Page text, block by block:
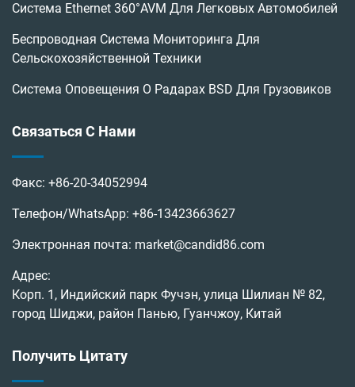
Система Ethernet 360°AVM Для Легковых Автомобилей
Беспроводная Система Мониторинга Для
Сельскохозяйственной Техники
Система Оповещения О Радарах BSD Для Грузовиков
Связаться С Нами
Факс: +86-20-34052994
Телефон/WhatsApp: +86-13423663627
Электронная почта: market@candid86.com
Адрес:
Корп. 1, Индийский парк Фучэн, улица Шилиан № 82,
город Шиджи, район Панью, Гуанчжоу, Китай
Получить Цитату